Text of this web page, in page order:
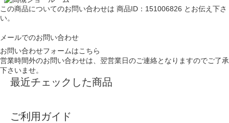
この商品についてのお問い合わせは 商品ID：151006826 とお伝え下さ
い。
メールでのお問い合わせ
お問い合わせフォームはこちら
営業時間外のお問い合わせは、翌営業日のご連絡となりますのでご了承
下さいませ。
最近チェックした商品
ご利用ガイド